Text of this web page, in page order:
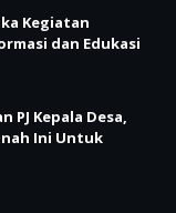
Kegiatan
dan Edukasi
PJ Kepala Desa,
Ini Untuk